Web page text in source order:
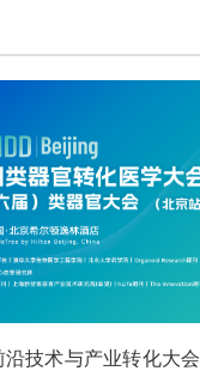
技术与产业转化大会